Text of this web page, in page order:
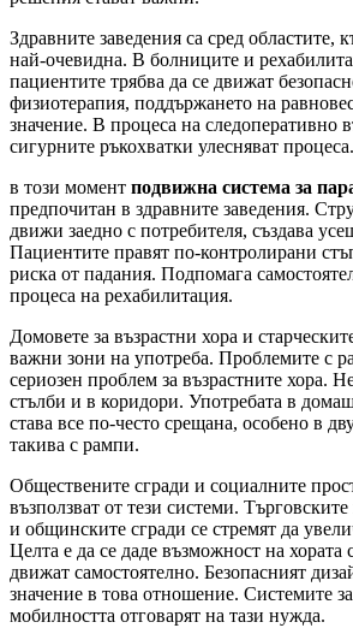
Здравните заведения са сред областите,
най-очевидна. В болниците и
пациентите трябва да се движат
физиотерапия, поддържането на
значение. В процеса на следоперативно
сигурните ръкохватки улесняват процеса.
в този момент подвижна система за
предпочитан в здравните заведения.
движи заедно с потребителя, създава
Пациентите правят по-контролирани
риска от падания. Подпомага
процеса на рехабилитация.
Домовете за възрастни хора и
важни зони на употреба. Проблемите с
сериозен проблем за възрастните хора.
стълби и в коридори. Употребата в
става все по-често срещана, особено в
такива с рампи.
Обществените сгради и социалните
възползват от тези системи.
и общинските сгради се стремят да
Целта е да се даде възможност на хората
движат самостоятелно. Безопасният
значение в това отношение. Системите
мобилността отговарят на тази нужда.